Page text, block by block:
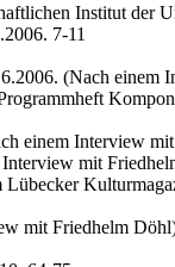
Institut der
7-11
(Nach einem
einem Interview
mit
Lübecker
mit Friedhelm